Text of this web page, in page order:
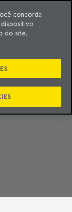
DO
concorda
do site.